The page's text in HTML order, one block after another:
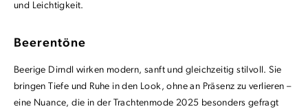
und Leichtigkeit.
Beerentöne
Beerige Dirndl wirken modern, sanft und gleichzeitig stilvoll. Sie
bringen Tiefe und Ruhe in den Look, ohne an Präsenz zu verlieren –
eine Nuance, die in der Trachtenmode 2025 besonders gefragt